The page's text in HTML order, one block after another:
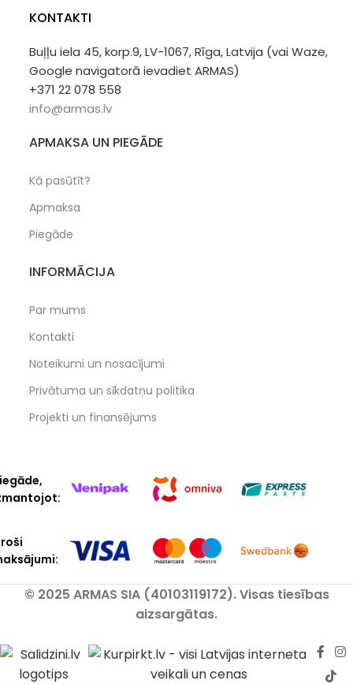
KONTAKTI
Buļļu iela 45, korp.9, LV-1067, Rīga, Latvija (vai Waze,
Google navigatorā ievadiet ARMAS)
+371 22 078 558
info@armas.lv
APMAKSA UN PIEGĀDE
Kā pasūtīt?
Apmaksa
Piegāde
INFORMĀCIJA
Par mums
Kontakti
Noteikumi un nosacījumi
Privātuma un sīkdatņu politika
Projekti un finansējums
© 2025 ARMAS SIA (40103119172). Visas tiesības
aizsargātas.